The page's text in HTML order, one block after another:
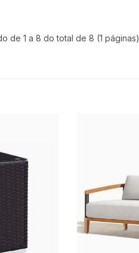
de 1 a 8 do total de 8 (1 páginas)